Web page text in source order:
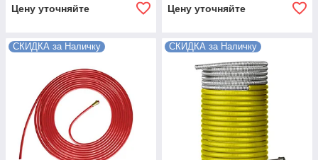
Цену уточняйте Цену уточняйте
СКИДКА за Наличку СКИДКА за Наличку